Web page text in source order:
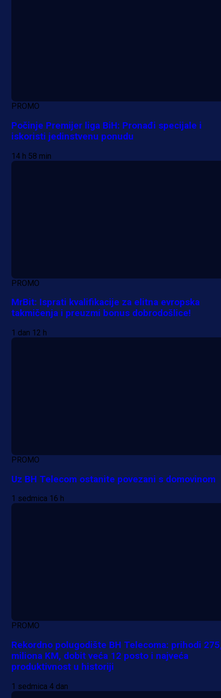
PROMO
Počinje Premijer liga BiH: Pronađi specijale i
iskoristi jedinstvenu ponudu
14 h 58 min
PROMO
MrBit: Isprati kvalifikacije za elitna evropska
takmičenja i preuzmi bonus dobrodošlice!
1 dan 12 h
PROMO
Uz BH Telecom ostanite povezani s domovinom
1 sedmica 16 h
PROMO
Rekordno polugodište BH Telecoma: prihodi
miliona KM, dobit veća 12 posto i najveća
produktivnost u historiji
1 sedmica 4 dan